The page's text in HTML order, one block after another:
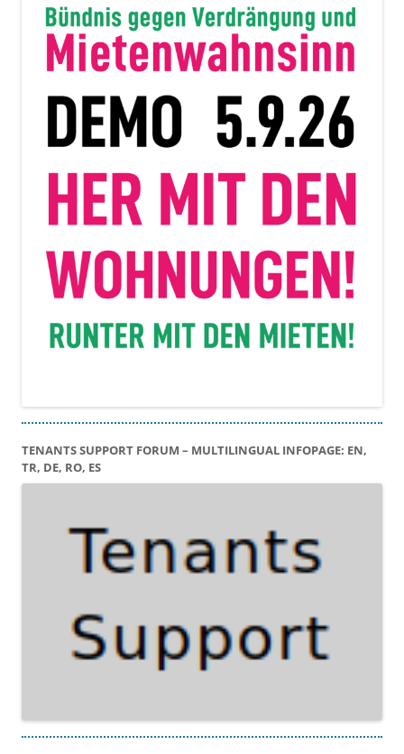
TENANTS SUPPORT FORUM – MULTILINGUAL INFOPAGE: EN,
TR, DE, RO, ES